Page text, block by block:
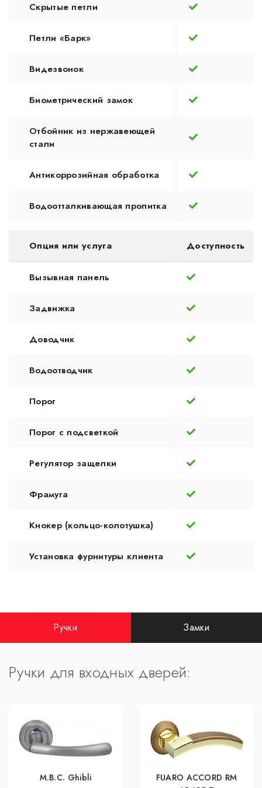
Скрытые петли
Петли «Барк»
Видезвонок
Биометрический замок
Отбойник из нержавеющей
стали
Антикоррозийная обработка
Водоотталкивающая пропитка
Опция или услуга Доступность
Вызывная панель
Задвижка
Доводчик
Водоотводчик
Порог
Порог с подсветкой
Регулятор защелки
Фрамуга
Кнокер (кольцо-колотушка)
Установка фурнитуры клиента
Ручки Замки
Ручки для входных дверей:
M.B.C. Ghibli
FUARO ACCORD RM